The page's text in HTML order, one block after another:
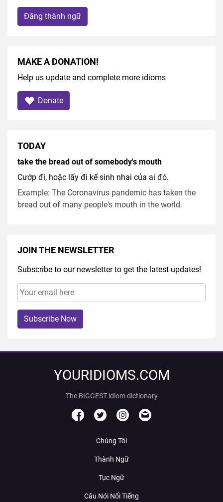
Đăng thành ngữ
MAKE A DONATION!
Help us update and complete more idioms
Donate
TODAY
take the bread out of somebody's mouth
Cướp đi, hoặc lấy đi kế sinh nhai của ai đó.
Example: The Coronavirus pandemic has taken the
bread out of many people's mouth in the world.
JOIN THE NEWSLETTER
Subscribe to our newsletter to get the latest updates!
Subscribe Now
YOURIDIOMS.COM
The BIGGEST idiom dictionary
Chúng Tôi
Thành Ngữ
Tục Ngữ
Câu Nói Nổi Tiếng